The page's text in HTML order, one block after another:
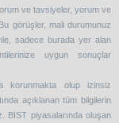
ve tavsiyeler, yorum ve
görüşler, mali durumunuz
sadece burada yer alan
uygun sonuçlar
korunmakta olup izinsiz
açıklanan tüm bilgilerin
BİST piyasalarında oluşan